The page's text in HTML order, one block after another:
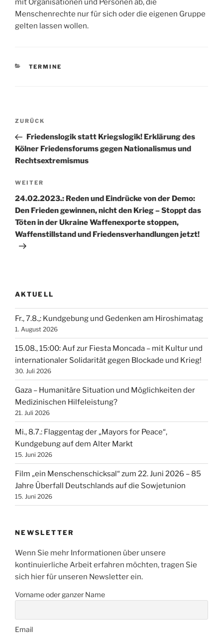
mit Organisationen und Personen ab, die
Menschenrechte nur für sich oder die eigenen Gruppe
gelten lassen wollen.
KATEGORIEN
TERMINE
Beitragsnavigation
Vorheriger
Beitrag
ZURÜCK
Friedenslogik statt Kriegslogik! Erklärung des
Kölner Friedensforums gegen Nationalismus und
Rechtsextremismus
Nächster
Beitrag
WEITER
24.02.2023.: Reden und Eindrücke von der Demo:
Den Frieden gewinnen, nicht den Krieg – Stoppt das
Töten in der Ukraine Waffenexporte stoppen,
Waffenstillstand und Friedensverhandlungen jetzt!
AKTUELL
Fr., 7.8.,: Kundgebung und Gedenken am Hiroshimatag
1. August 2026
15.08., 15:00: Auf zur Fiesta Moncada – mit Kultur und
internationaler Solidarität gegen Blockade und Krieg!
30. Juli 2026
Gaza – Humanitäre Situation und Möglichkeiten der
Medizinischen Hilfeleistung?
21. Juli 2026
Mi., 8.7.: Flaggentag der „Mayors for Peace“,
Kundgebung auf dem Alter Markt
15. Juni 2026
Film „ein Menschenschicksal“ zum 22. Juni 2026 – 85
Jahre Überfall Deutschlands auf die Sowjetunion
15. Juni 2026
NEWSLETTER
Wenn Sie mehr Informationen über unsere
kontinuierliche Arbeit erfahren möchten, tragen Sie
sich hier für unseren Newsletter ein.
Vorname oder ganzer Name
Email